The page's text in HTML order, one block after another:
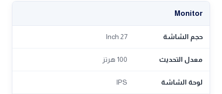
Monitor
حجم الشاشة 27 Inch
معدل التحديث 100 هرتز
لوحة الشاشة IPS